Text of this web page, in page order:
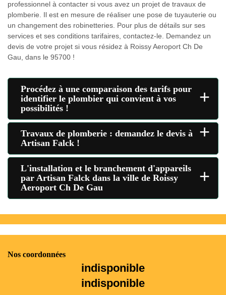
professionnel à contacter si vous avez un projet de travaux de
plomberie. Il est en mesure de réaliser une pose de tuyauterie ou
un changement des robinetteries. Pour plus de détails sur ses
services et ses conditions tarifaires, contactez-le. Demandez un
devis de votre projet si vous résidez à Roissy Aeroport Ch De
Gau, dans le 95700 !
Procédez à une comparaison des tarifs pour
identifier le plombier qui convient à vos
possibilités !
+
Travaux de plomberie : demandez le devis à
Artisan Falck !
+
L'installation et le branchement d'appareils
par Artisan Falck dans la ville de Roissy
Aeroport Ch De Gau
+
Nos coordonnées
indisponible
indisponible